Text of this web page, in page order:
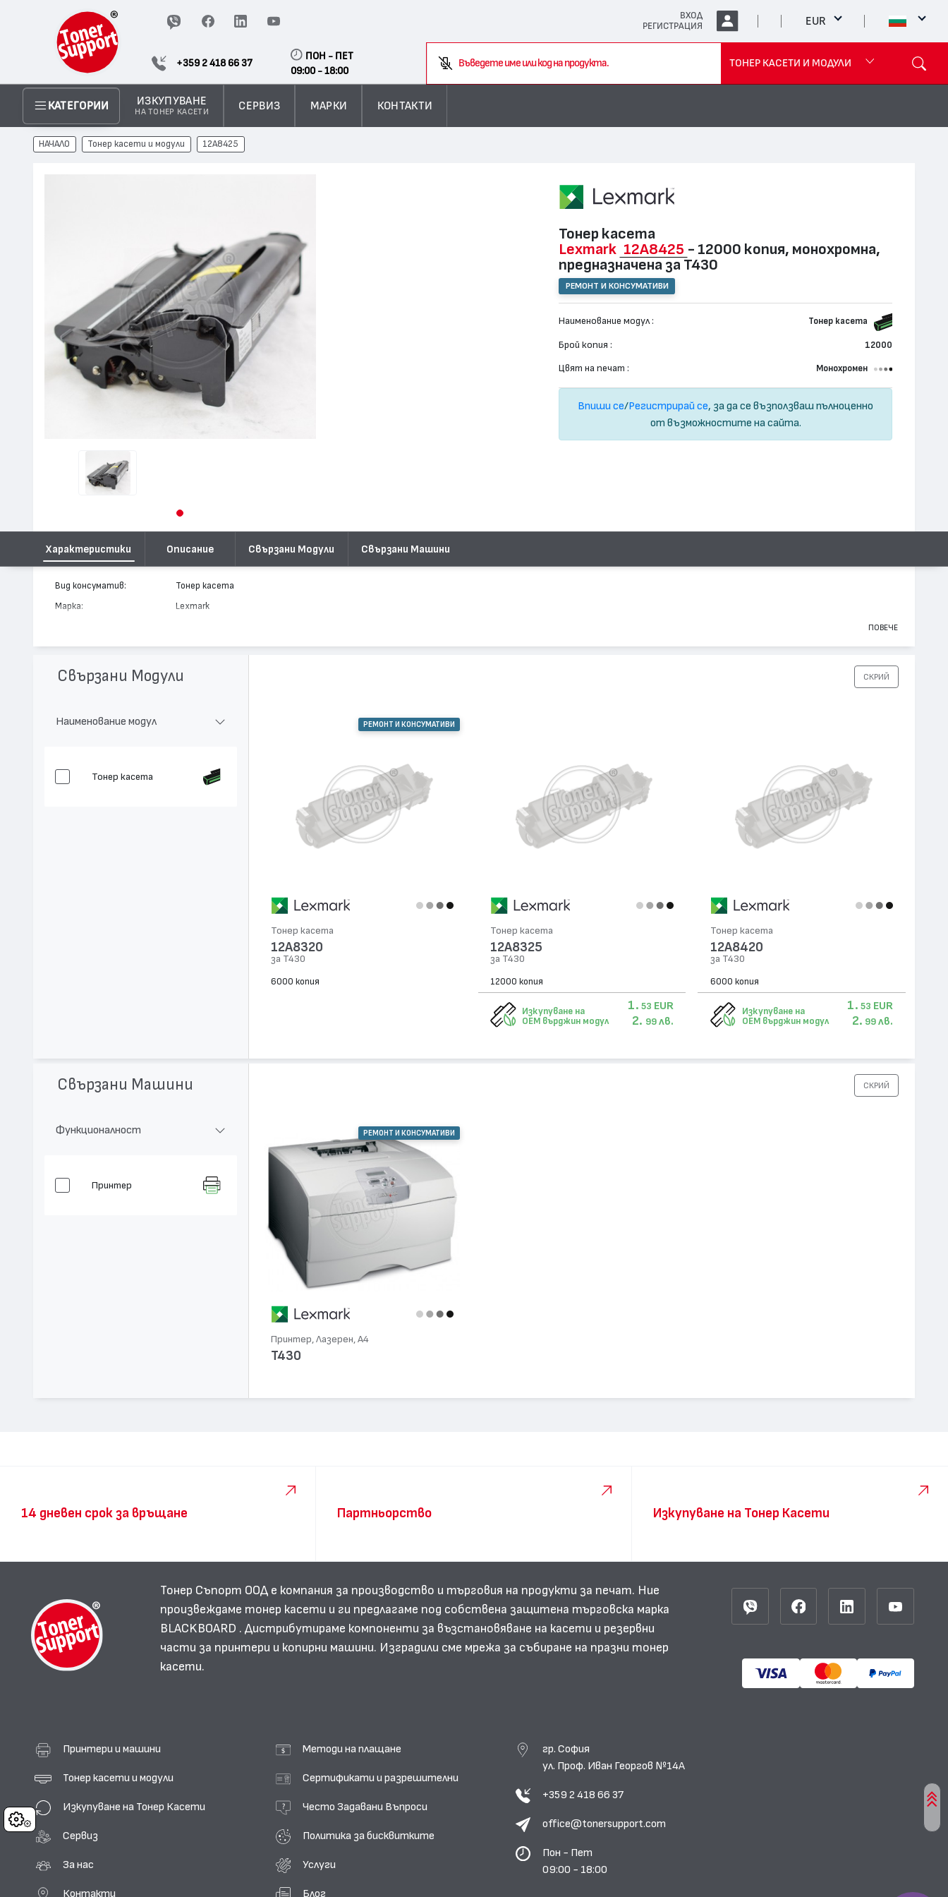
Cookies
ВХОД
РЕГИСТРАЦИЯ
EUR
+359 2 418 66 37
ПОН - ПЕТ
09:00 - 18:00
Въведете име или код на продукта.
ТОНЕР КАСЕТИ И МОДУЛИ
КАТЕГОРИИ ИЗКУПУВАНЕ
НА ТОНЕР КАСЕТИ
СЕРВИЗ МАРКИ КОНТАКТИ
НАЧАЛО Тонер касети и модули 12A8425
Тонер касета
Lexmark 12A8425 - 12000 копия, монохромна,
предназначена за T430
РЕМОНТ И КОНСУМАТИВИ
Наименование модул : Тонер касета
Брой копия : 12000
Цвят на печат : Монохромен
Впиши се/Регистрирай се, за да се възползваш пълноценно
от възможностите на сайта.
Характеристики Описание Свързани Модули Свързани Машини
Вид консуматив: Тонер касета
Марка: Lexmark
Цвят: Монохромен
Капацитет:
ПОВЕЧЕ
Свързани Модули СКРИЙ
Наименование модул
Тонер касета
РЕМОНТ И КОНСУМАТИВИ
Тонер касета
12A8320
за T430
6000 копия
Тонер касета
12A8325
за T430
12000 копия
Изкупуване на
OEM върджин модул
1. 53 EUR
2. 99 лв.
Тонер касета
12A8420
за T430
6000 копия
Изкупуване на
OEM върджин модул
1. 53 EUR
2. 99 лв.
Свързани Машини СКРИЙ
Функционалност
Принтер
РЕМОНТ И КОНСУМАТИВИ
Принтер, Лазерен, А4
T430
14 дневен срок за връщане Партньорство Изкупуване на Тонер Касети
Тонер Съпорт ООД е компания за производство и търговия на продукти за печат. Ние
произвеждаме тонер касети и ги предлагаме под собствена защитена търговска марка
BLACKBOARD . Дистрибутираме компоненти за възстановяване на касети и резервни
части за принтери и копирни машини. Изградили сме мрежа за събиране на празни тонер
касети.
Принтери и машини
Тонер касети и модули
Изкупуване на Тонер Касети
Сервиз
За нас
Контакти
Методи на плащане
Сертификати и разрешителни
Често Задавани Въпроси
Политика за бисквитките
Услуги
Блог
гр. София
ул. Проф. Иван Георгов №14А
+359 2 418 66 37
office@tonersupport.com
Пон - Пет
09:00 - 18:00